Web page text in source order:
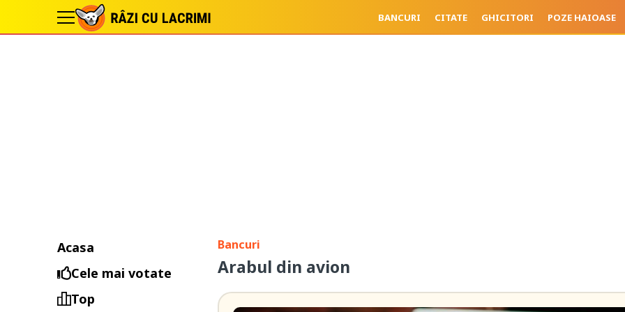
BANCURI CITATE GHICITORI POZE HAIOASE
Acasa
Cele mai votate
Top
Bancuri
Arabul din avion